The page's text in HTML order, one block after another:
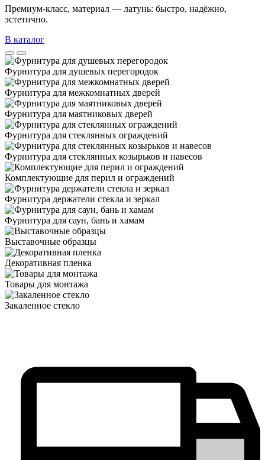
Премиум‑класс, материал — латунь: быстро, надёжно,
эстетично.
В каталог
Фурнитура для душевых перегородок
Фурнитура для межкомнатных дверей
Фурнитура для маятниковых дверей
Фурнитура для стеклянных ограждений
Фурнитура для стеклянных козырьков и навесов
Комплектующие для перил и ограждений
Фурнитура держатели стекла и зеркал
Фурнитура для саун, бань и хамам
Выставочные образцы
Декоративная пленка
Товары для монтажа
Закаленное стекло